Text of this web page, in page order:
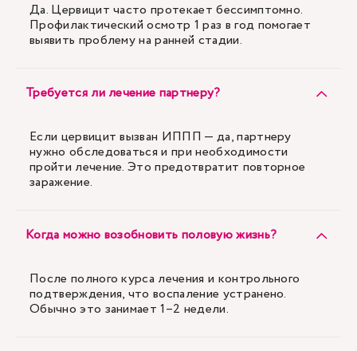
Да. Цервицит часто протекает бессимптомно.
Профилактический осмотр 1 раз в год помогает
выявить проблему на ранней стадии.
Требуется ли лечение партнеру?
Если цервицит вызван ИППП — да, партнеру
нужно обследоваться и при необходимости
пройти лечение. Это предотвратит повторное
заражение.
Когда можно возобновить половую жизнь?
После полного курса лечения и контрольного
подтверждения, что воспаление устранено.
Обычно это занимает 1–2 недели.